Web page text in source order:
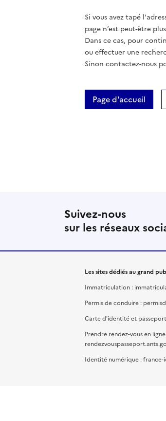
Si vous avez tapé
page n’est peut-être
Dans ce cas, pour
ou effectuer une
Sinon contactez-nous
Page d'accueil
Suivez-nous
sur les réseaux
Les sites dédiés au grand
Immatriculation :
Permis de conduire :
Carte d'identité et
Prendre rendez-vous en
Identité numérique :